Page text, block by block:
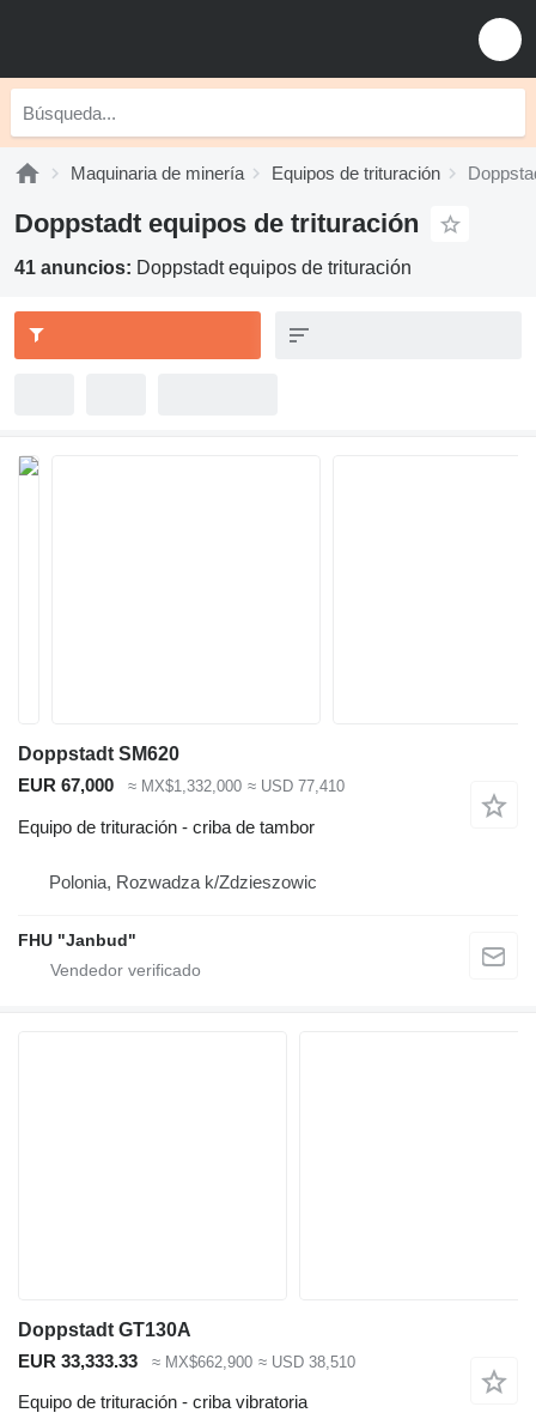
Maquinaria de minería Equipos de trituración
Doppstadt equipos de trituración
41 anuncios: Doppstadt equipos de trituración
Doppstadt SM620
EUR 67,000
≈ MX$1,332,000 ≈ USD 77,410
Equipo de trituración - criba de tambor
Polonia, Rozwadza k/Zdzieszowic
FHU "Janbud"
Doppstadt GT130A
EUR 33,333.33
≈ MX$662,900 ≈ USD 38,510
Equipo de trituración - criba vibratoria